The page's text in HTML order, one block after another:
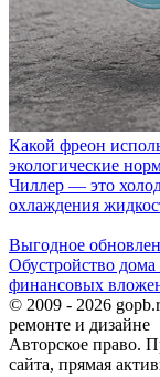
Какой фреон
экологические
Чиллер — это
охлаждения
Выгодное
Обустройство дома
финансовых
© 2009 - 2026
ремонте и дизайне
Авторское право.
сайта, прямая